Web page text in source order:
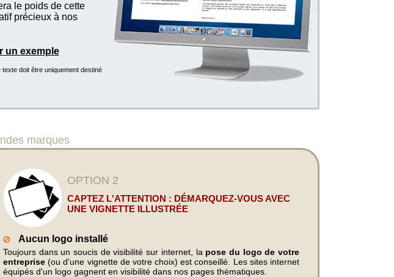
le poids de cette
précieux à nos
un exemple
doit être uniquement destiné
marques
OPTION 2
CAPTEZ L'ATTENTION : DÉMARQUEZ-VOUS AVEC
UNE VIGNETTE ILLUSTRÉE
Aucun logo installé
Toujours dans un soucis de visibilité sur internet, la pose du logo de votre
entreprise (ou d'une vignette de votre choix) est conseillé. Les sites internet
équipés d'un logo gagnent en visibilité dans nos pages thématiques.